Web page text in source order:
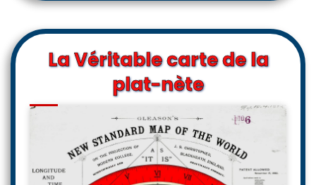
La Véritable carte de la
plat-nète